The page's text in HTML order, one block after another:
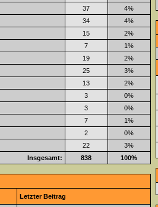
37
4%
34
4%
15
2%
7
1%
19
2%
25
3%
13
2%
3
0%
3
0%
7
1%
2
0%
22
3%
Insgesamt:
838 100%
Letzter Beitrag